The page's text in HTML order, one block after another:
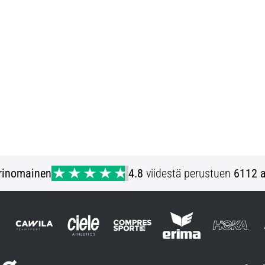
4.8 viidestä perustuen 6112